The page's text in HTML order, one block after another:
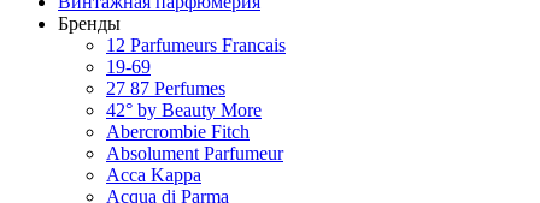
Бренды
12 Parfumeurs Francais
19-69
27 87 Perfumes
42° by Beauty More
Abercrombie Fitch
Absolument Parfumeur
Acca Kappa
Acqua di Parma